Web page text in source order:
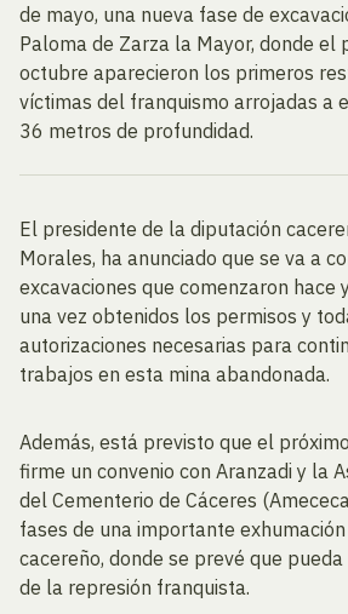
de mayo, una nueva fase de
Paloma de Zarza la Mayor, donde el
octubre aparecieron los primeros
víctimas del franquismo arrojadas a
36 metros de profundidad.
El presidente de la diputación
Morales, ha anunciado que se va a
excavaciones que comenzaron hace
una vez obtenidos los permisos y
autorizaciones necesarias para
trabajos en esta mina abandonada.
Además, está previsto que el
firme un convenio con Aranzadi y la
del Cementerio de Cáceres
fases de una importante
cacereño, donde se prevé que
de la represión franquista.